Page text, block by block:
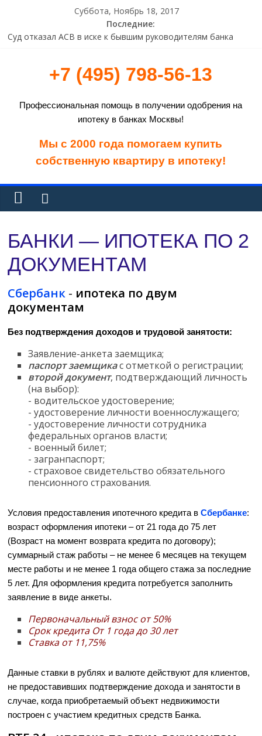
Суббота, Ноябрь 18, 2017
Последние:
ВТБ 24 предупреждает о проведении технических работ
Суд отказал АСВ в иске к бывшим руководителям банка
Европейская счетная палата раскритиковала программы
финпомощи Греции
старше 45 лет
В Татарстане прокуратура объявила предостережение
+7 (495) 798-56-13
Профессиональная помощь в получении одобрения на
ипотеку в банках Москвы!
Мы с 2000 года помогаем купить
собственную квартиру в ипотеку!
БАНКИ — ИПОТЕКА ПО 2
ДОКУМЕНТАМ
Сбербанк - ипотека по двум
документам
Без подтверждения доходов и трудовой занятости:
Заявление-анкета заемщика;
паспорт заемщикас отметкой о регистрации;
второй документ, подтверждающий личность
(на выбор):
- водительское удостоверение;
- удостоверение личности военнослужащего;
- удостоверение личности сотрудника
федеральных органов власти;
- военный билет;
- загранпаспорт;
- страховое свидетельство обязательного
пенсионного страхования.
Условия предоставления ипотечного кредита вСбербанке:
возраст оформления ипотеки – от 21 года до 75 лет
(Возраст на момент возврата кредита по договору);
суммарный стаж работы – не менее 6 месяцев на текущем
месте работы и не менее 1 года общего стажа за последние
5 лет. Для оформления кредита потребуется заполнить
заявление в виде анкеты.
Первоначальный взнос от 50%
Срок кредита От 1 года до 30 лет
Ставка от 11,75%
Данные ставки в рублях и валюте действуют для клиентов,
не предоставивших подтверждение дохода и занятости в
случае, когда приобретаемый объект недвижимости
построен с участием кредитных средств Банка.